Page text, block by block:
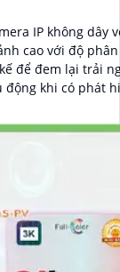
IP không dây
cao với độ
động khi có phát